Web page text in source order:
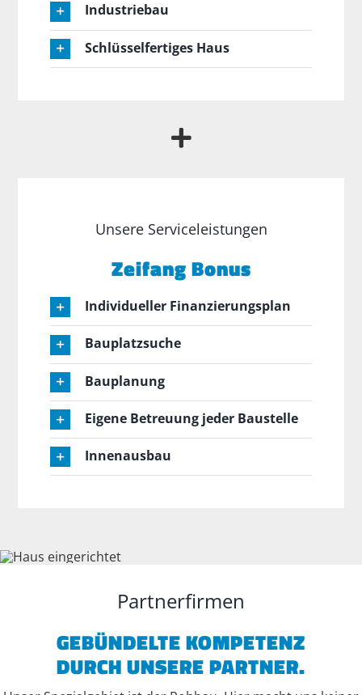
Industriebau
Schlüsselfertiges Haus
Unsere Serviceleistungen
Zeifang Bonus
Individueller Finanzierungsplan
Bauplatzsuche
Bauplanung
Eigene Betreuung jeder Baustelle
Innenausbau
Partnerfirmen
GEBÜNDELTE KOMPETENZ
DURCH UNSERE PARTNER.